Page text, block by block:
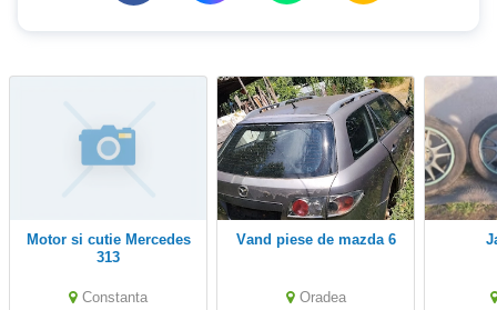
Motor si cutie Mercedes
313
Constanta
vand piese de mazda 6
Oradea